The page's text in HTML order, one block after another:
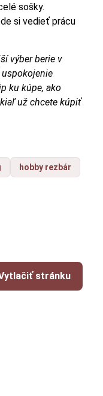
sošky.
si vedieť prácu
výber berie v
uspokojenie
ku kúpe, ako
už chcete kúpiť
hobby rezbár
stránku